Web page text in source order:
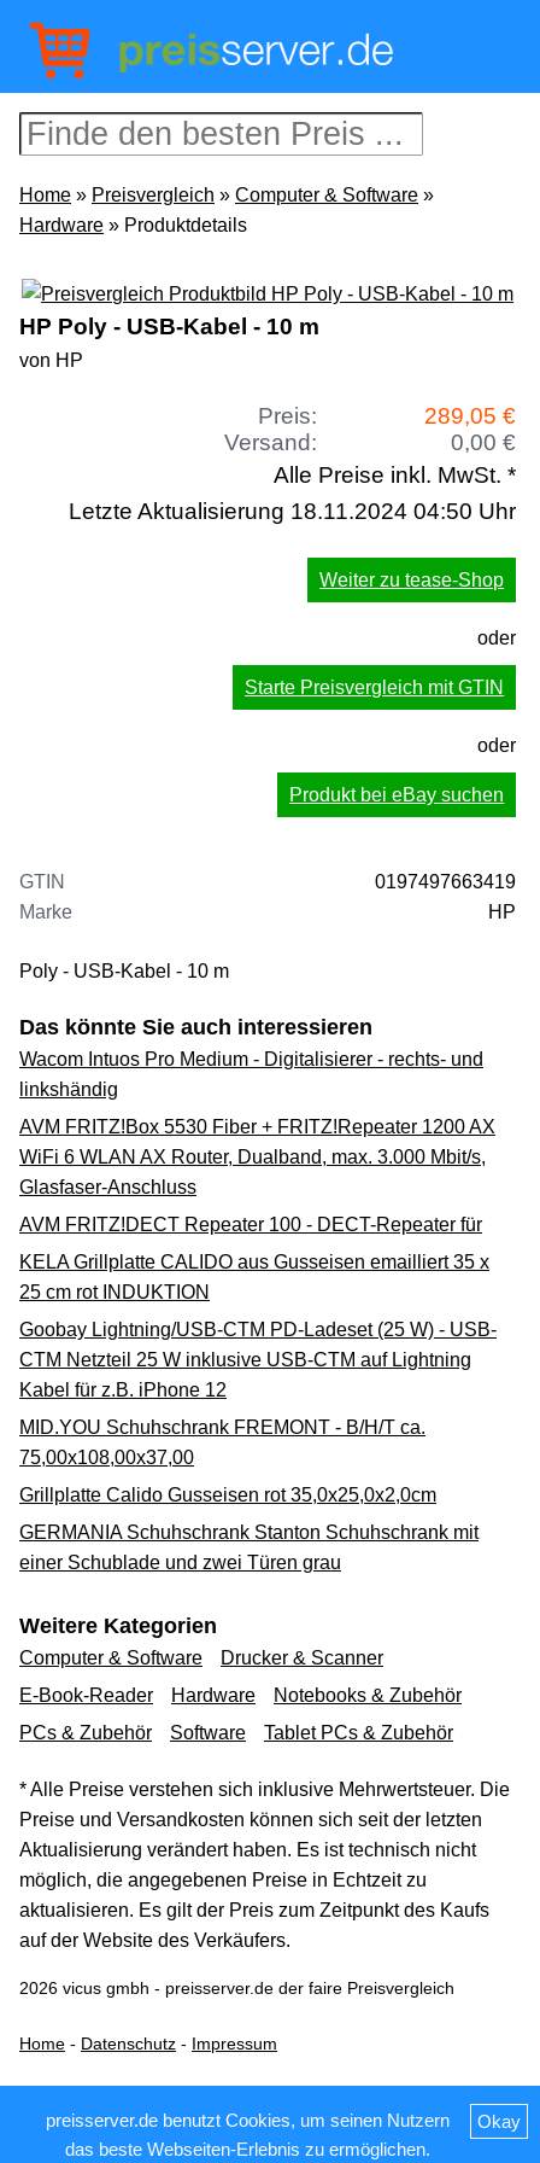
Home » Preisvergleich » Computer & Software »
Hardware » Produktdetails
HP Poly - USB-Kabel - 10 m
von HP
Preis:
289,05 €
Versand:
0,00 €
Alle Preise inkl. MwSt. *
Letzte Aktualisierung 18.11.2024 04:50 Uhr
Weiter zu tease-Shop
oder
Starte Preisvergleich mit GTIN
oder
Produkt bei eBay suchen
GTIN
0197497663419
Marke
HP
Poly - USB-Kabel - 10 m
Das könnte Sie auch interessieren
Wacom Intuos Pro Medium - Digitalisierer - rechts- und
linkshändig
AVM FRITZ!Box 5530 Fiber + FRITZ!Repeater 1200 AX
WiFi 6 WLAN AX Router, Dualband, max. 3.000 Mbit/s,
Glasfaser-Anschluss
AVM FRITZ!DECT Repeater 100 - DECT-Repeater für
KELA Grillplatte CALIDO aus Gusseisen emailliert 35 x
25 cm rot INDUKTION
Goobay Lightning/USB-CTM PD-Ladeset (25 W) - USB-
CTM Netzteil 25 W inklusive USB-CTM auf Lightning
Kabel für z.B. iPhone 12
MID.YOU Schuhschrank FREMONT - B/H/T ca.
75,00x108,00x37,00
Grillplatte Calido Gusseisen rot 35,0x25,0x2,0cm
GERMANIA Schuhschrank Stanton Schuhschrank mit
einer Schublade und zwei Türen grau
Weitere Kategorien
Computer & Software
Drucker & Scanner
E-Book-Reader
Hardware
Notebooks & Zubehör
PCs & Zubehör
Software Tablet PCs & Zubehör
* Alle Preise verstehen sich inklusive Mehrwertsteuer. Die
Preise und Versandkosten können sich seit der letzten
Aktualisierung verändert haben. Es ist technisch nicht
möglich, die angegebenen Preise in Echtzeit zu
aktualisieren. Es gilt der Preis zum Zeitpunkt des Kaufs
auf der Website des Verkäufers.
2026 vicus gmbh - preisserver.de der faire Preisvergleich
Home - Datenschutz - Impressum
Okay
preisserver.de benutzt Cookies, um seinen Nutzern
das beste Webseiten-Erlebnis zu ermöglichen.